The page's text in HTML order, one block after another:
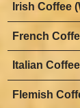
Irish Coffee
French
Italian
Flemish